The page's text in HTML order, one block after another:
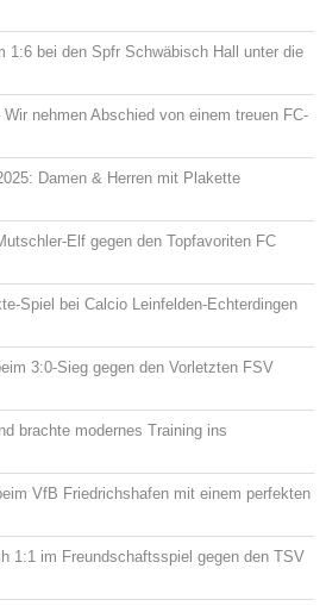
1:6 bei den Spfr Schwäbisch Hall unter die
nehmen Abschied von einem treuen FC-
Damen & Herren mit Plakette
Elf gegen den Topfavoriten FC
Spiel bei Calcio Leinfelden-Echterdingen
3:0-Sieg gegen den Vorletzten FSV
brachte modernes Training ins
VfB Friedrichshafen mit einem perfekten
1:1 im Freundschaftsspiel gegen den TSV